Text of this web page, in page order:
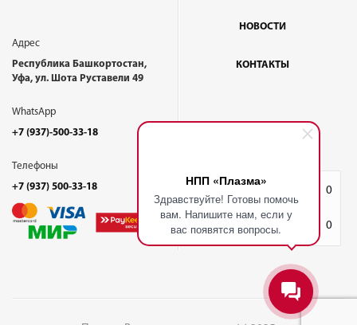
НПП «Плазма»
Здравствуйте! Готовы помочь
вам. Напишите нам, если у
вас появятся вопросы.
0
Корзина 0
Адрес
Республика Башкортостан,
Уфа, ул. Шота Руставели 49
WhatsApp
+7 (937)-500-33-18
Телефоны
+7 (937) 500-33-18
НОВОСТИ
КОНТАКТЫ